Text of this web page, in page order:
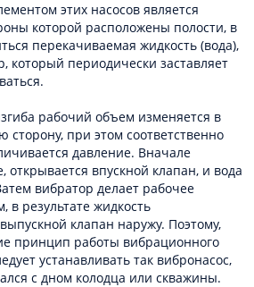
этих насосов является
которой расположены полости, в
перекачиваемая жидкость (вода),
который периодически заставляет
рабочий объем изменяется в
при этом соответственно
давление. Вначале
открывается впускной клапан, и вода
вибратор делает рабочее
результате жидкость
клапан наружу. Поэтому,
принцип работы вибрационного
устанавливать так вибронасос,
с дном колодца или скважины.